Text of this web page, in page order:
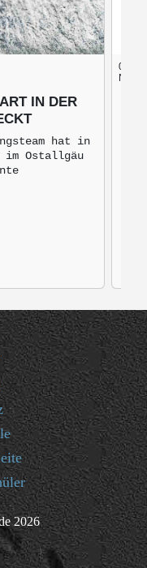
IN DER
hat in
im Ostallgäu
Nach
2026